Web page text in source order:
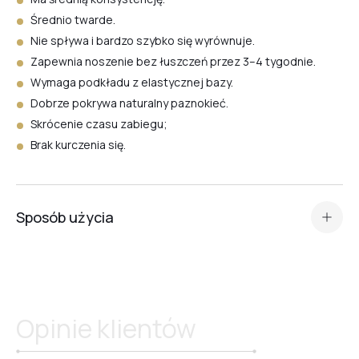
#17
#16
#20
Średnio twarde.
Nie spływa i bardzo szybko się wyrównuje.
Zapewnia noszenie bez łuszczeń przez 3–4 tygodnie.
Wymaga podkładu z elastycznej bazy.
Dobrze pokrywa naturalny paznokieć.
Skrócenie czasu zabiegu;
Brak kurczenia się.
Sposób użycia